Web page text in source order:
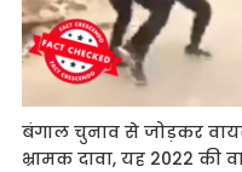
बंगाल चुनाव से जोड़कर
भ्रामक दावा, यह 2022 की